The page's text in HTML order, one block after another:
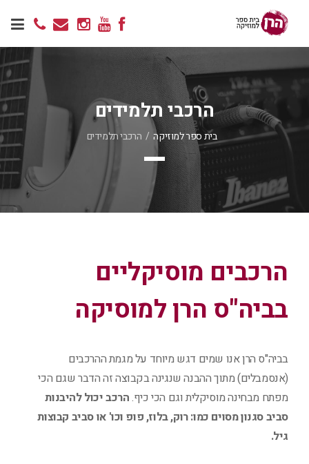
הרכבי תלמידים
בית ספר למוזיקה / הרכבי תלמידים
הרכבים מוסיקליים
בביה"ס הרן למוסיקה
בביה"ס הרן אנו שמים דגש מיוחד על מגמת ההרכבים
(אנסמבלים) מתוך ההבנה שנגינה בקבוצה זה הדבר שגם הכי
מפתח מבחינה מוסיקלית וגם הכי כיף.הרכב יכול להיבנות
סביב סגנון מסוים כמו: רוק, בלוז, פופ וכו' או סביב קבוצות
גיל.